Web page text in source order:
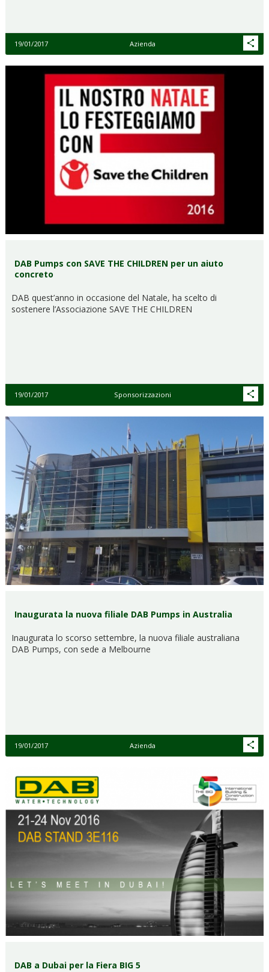
19/01/2017 Azienda
DAB Pumps con SAVE THE CHILDREN per un aiuto
concreto
DAB quest’anno in occasione del Natale, ha scelto di
sostenere l’Associazione SAVE THE CHILDREN
19/01/2017 Sponsorizzazioni
Inaugurata la nuova filiale DAB Pumps in Australia
Inaugurata lo scorso settembre, la nuova filiale australiana
DAB Pumps, con sede a Melbourne
19/01/2017 Azienda
DAB a Dubai per la Fiera BIG 5